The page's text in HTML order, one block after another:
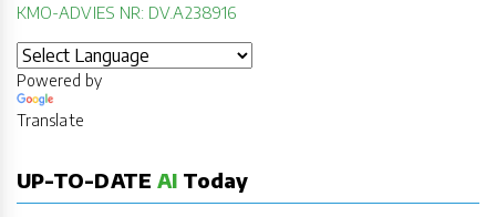
KMO-ADVIES NR: DV.A238916
Powered by
Translate
UP-TO-DATE AI Today